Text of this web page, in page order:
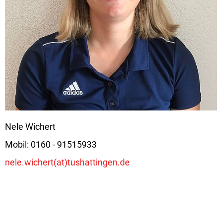
Nele Wichert
Mobil: 0160 - 91515933
nele.wichert(at)tushattingen.de